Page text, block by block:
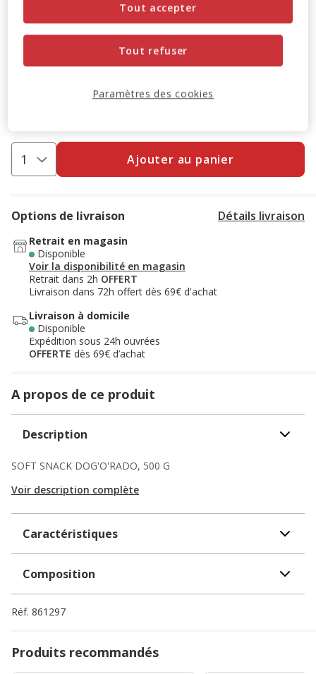
Promotion disponible
-10% sur votre première commande* avec votre Carte
Voir conditions
Ajouter au panier
Options de livraison Détails livraison
Retrait en magasin
Disponible
Voir la disponibilité en magasin
Retrait dans 2h OFFERT
Livraison dans 72h offert dès 69€ d'achat
Livraison à domicile
Disponible
Expédition sous 24h ouvrées
OFFERTE dès 69€ d’achat
A propos de ce produit
Description
SOFT SNACK DOG'O'RADO, 500 G
Voir description complète
Caractéristiques
Composition
Réf. 861297
Produits recommandés
Tout refuser
Tout accepter
Paramètres des cookies